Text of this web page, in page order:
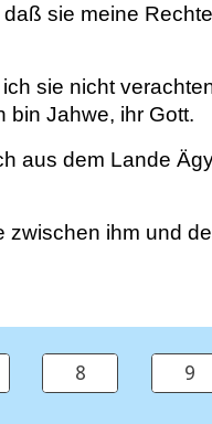
sie meine
sie nicht
bin Jahwe, ihr Gott.
aus dem Lande
ihm und
8 9